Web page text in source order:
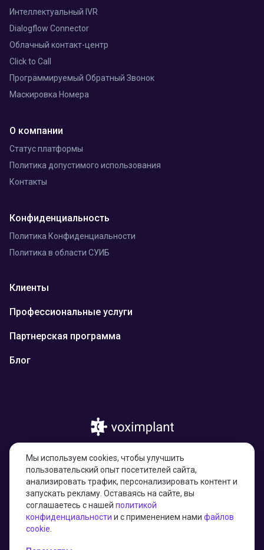
Интеллектуальный IVR
Dialogflow Connector
Облачный контакт-центр
Click to Call
Программируемый Обратный Звонок
Маскировка Номера
Клиенты
Профессиональные услуги
Партнерская программа
Блог
О компании
Статус платформы
Политика допустимого использования
Контакты
Конфиденциальность
Политика Конфиденциальности
Политика в области СУИБ
Тарас Шевченко, здание 4/1, н.п. 17,
010000
Мы используем cookies, чтобы улучшить
пользовательский опыт посетителей сайта,
анализировать трафик, персонализировать контент и
запускать рекламу. Оставаясь на сайте, вы
соглашаетесь с нашей политикой
конфиденциальности и с применением нами файлов
cookie